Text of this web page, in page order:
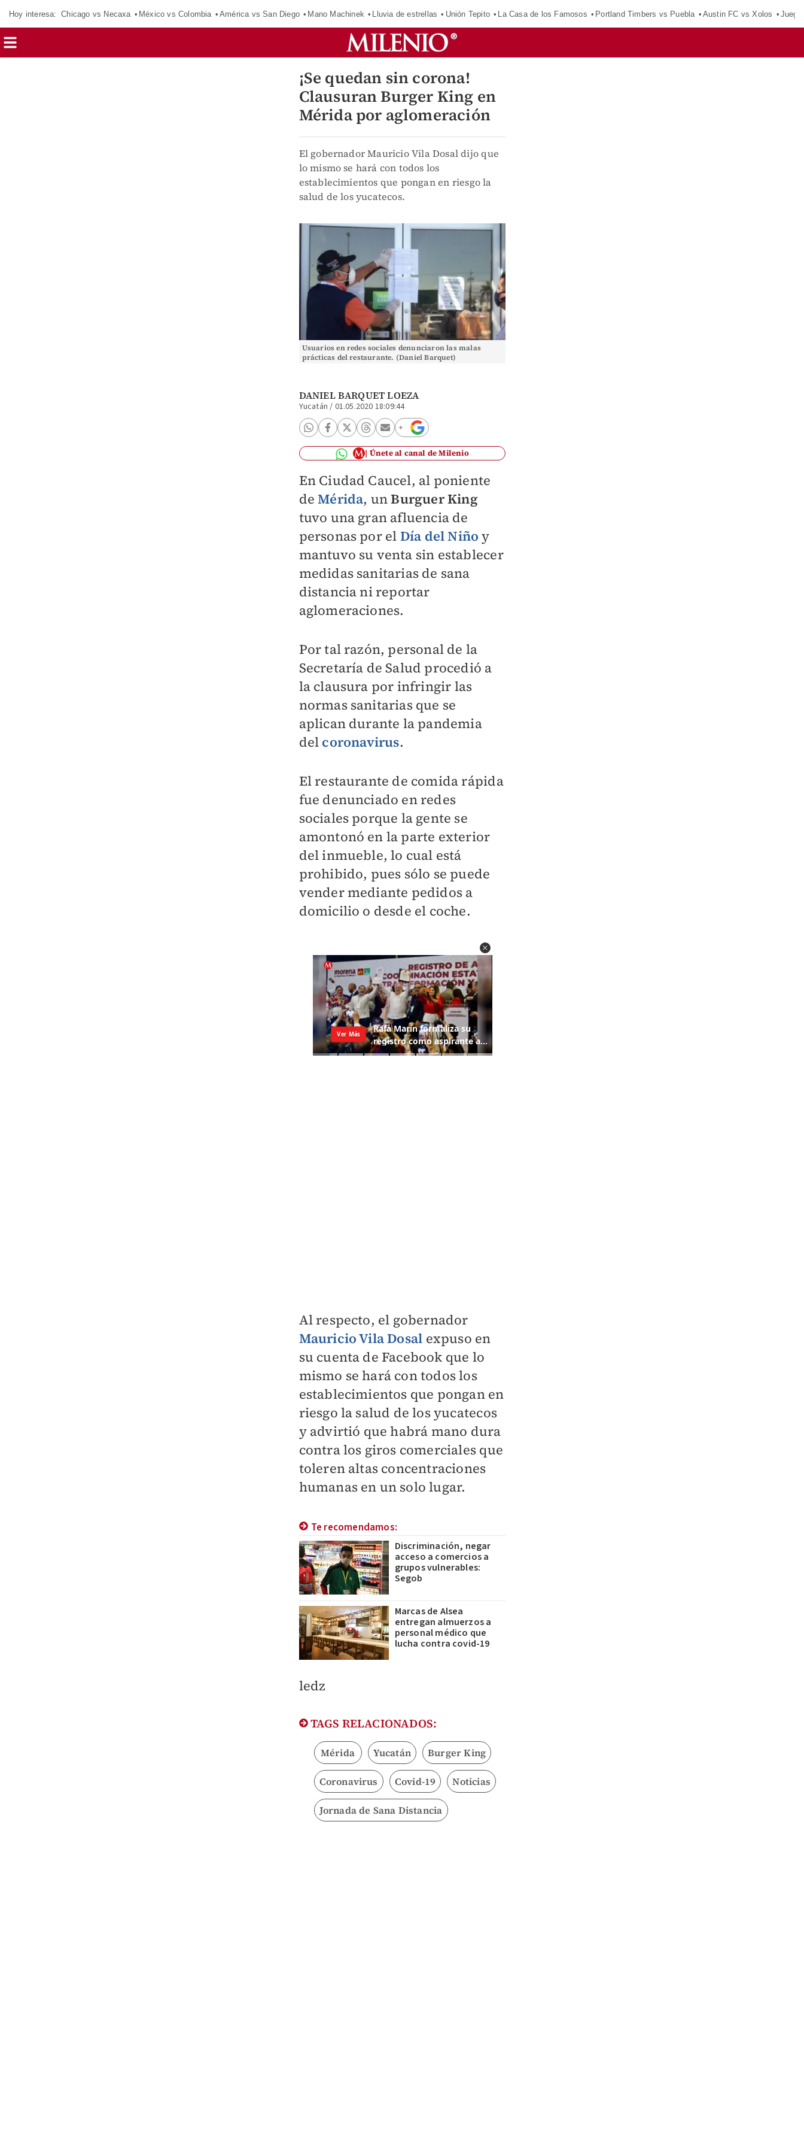
Hoy interesa: Chicago vs Necaxa México vs Colombia América vs San Diego Mano Machinek Lluvia de estrellas Unión Tepito La Casa de los Famosos Portland Timbers vs Puebla Austin FC vs Xolos
¡Se quedan sin corona!
Clausuran Burger King en
Mérida por aglomeración
El gobernador Mauricio Vila Dosal dijo que
lo mismo se hará con todos los
establecimientos que pongan en riesgo la
salud de los yucatecos.
Usuarios en redes sociales denunciaron las malas
prácticas del restaurante. (Daniel Barquet)
DANIEL BARQUET LOEZA
Yucatán / 01.05.2020 18:09:44
Únete al canal de Milenio
En Ciudad Caucel, al poniente
deMérida, unBurguer King
tuvo una gran afluencia de
personas por el Día del Niño y
mantuvo su venta sin establecer
medidas sanitarias de sana
distancia ni reportar
aglomeraciones.
Por tal razón, personal de la
Secretaría de Salud procedió a
la clausura por infringir las
normas sanitarias que se
aplican durante la pandemia
del coronavirus.
El restaurante de comida rápida
fue denunciado en redes
sociales porque la gente se
amontonó en la parte exterior
del inmueble, lo cual está
prohibido, pues sólo se puede
vender mediante pedidos a
domicilio o desde el coche.
Al respecto, el gobernador
Mauricio Vila Dosal expuso en
su cuenta de Facebook que lo
mismo se hará con todos los
establecimientos que pongan en
riesgo la salud de los yucatecos
y advirtió que habrá mano dura
contra los giros comerciales que
toleren altas concentraciones
humanas en un solo lugar.
Te recomendamos:
Discriminación, negar
acceso a comercios a
grupos vulnerables:
Segob
Marcas de Alsea
entregan almuerzos a
personal médico que
lucha contra covid-19
ledz
TAGS RELACIONADOS:
Mérida Yucatán Burger King
Coronavirus Covid-19 Noticias
Jornada de Sana Distancia